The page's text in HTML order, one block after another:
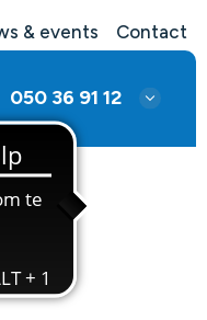
& events Contact
050 36 91 12